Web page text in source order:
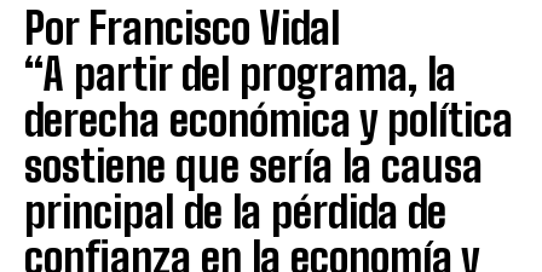
Por Francisco Vidal
“A partir del programa, la
derecha económica y política
sostiene que sería la causa
principal de la pérdida de
confianza en la economía y